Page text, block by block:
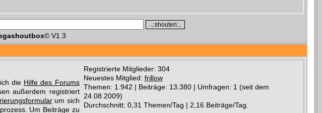
© V1.3
die Hilfe des Forums
außerdem registriert
um sich
Um Beiträge zu
Registrierte Mitglieder: 304
Neuestes Mitglied: frillow
Themen: 1.942 | Beiträge: 13.380 | Umfragen: 1 (seit dem
24.08.2009)
Durchschnitt: 0,31 Themen/Tag | 2,16 Beiträge/Tag.